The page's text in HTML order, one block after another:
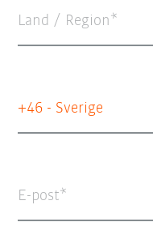
Land / Region*
+46 - Sverige
E-post